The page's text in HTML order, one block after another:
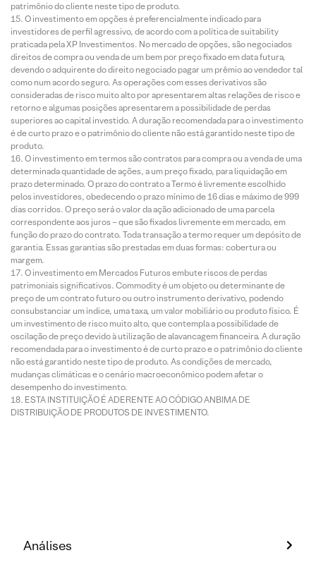
patrimônio do cliente neste tipo de produto.
O investimento em opções é preferencialmente indicado para
investidores de perfil agressivo, de acordo com a política de suitability
praticada pela XP Investimentos. No mercado de opções, são negociados
direitos de compra ou venda de um bem por preço fixado em data futura,
devendo o adquirente do direito negociado pagar um prêmio ao vendedor tal
como num acordo seguro. As operações com esses derivativos são
consideradas de risco muito alto por apresentarem altas relações de risco e
retorno e algumas posições apresentarem a possibilidade de perdas
superiores ao capital investido. A duração recomendada para o investimento
é de curto prazo e o patrimônio do cliente não está garantido neste tipo de
produto.
O investimento em termos são contratos para compra ou a venda de uma
determinada quantidade de ações, a um preço fixado, para liquidação em
prazo determinado. O prazo do contrato a Termo é livremente escolhido
pelos investidores, obedecendo o prazo mínimo de 16 dias e máximo de 999
dias corridos. O preço será o valor da ação adicionado de uma parcela
correspondente aos juros – que são fixados livremente em mercado, em
função do prazo do contrato. Toda transação a termo requer um depósito de
garantia. Essas garantias são prestadas em duas formas: cobertura ou
margem.
O investimento em Mercados Futuros embute riscos de perdas
patrimoniais significativos. Commodity é um objeto ou determinante de
preço de um contrato futuro ou outro instrumento derivativo, podendo
consubstanciar um índice, uma taxa, um valor mobiliário ou produto físico. É
um investimento de risco muito alto, que contempla a possibilidade de
oscilação de preço devido à utilização de alavancagem financeira. A duração
recomendada para o investimento é de curto prazo e o patrimônio do cliente
não está garantido neste tipo de produto. As condições de mercado,
mudanças climáticas e o cenário macroeconômico podem afetar o
desempenho do investimento.
ESTA INSTITUIÇÃO É ADERENTE AO CÓDIGO ANBIMA DE
DISTRIBUIÇÃO DE PRODUTOS DE INVESTIMENTO.
Análises